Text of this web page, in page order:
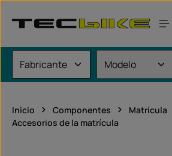
Inicio Componentes
Matrícula
Accesorios de la matrícula